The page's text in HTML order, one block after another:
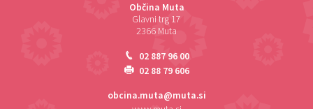
Občina Muta
Glavni trg 17
2366 Muta
02 887 96 00
02 88 79 606
obcina.muta@muta.si